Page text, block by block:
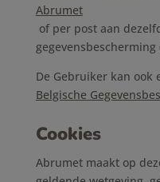
Abrumet
of per post aan
gegevensbescherming
De Gebruiker kan ook
Belgische
Cookies
Abrumet maakt op